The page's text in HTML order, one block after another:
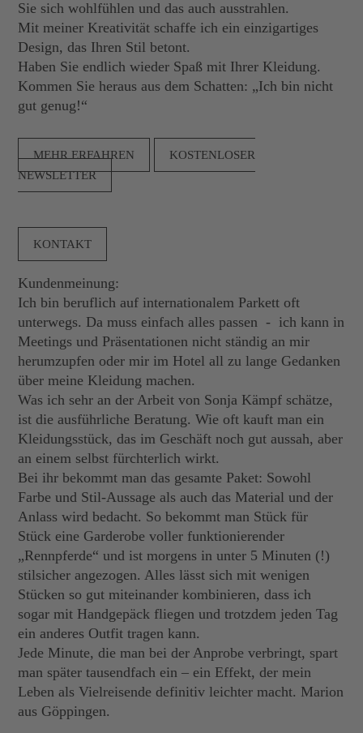
Sie sich wohlfühlen und das auch ausstrahlen.
Mit meiner Kreativität schaffe ich ein einzigartiges
Design, das Ihren Stil betont.
Haben Sie endlich wieder Spaß mit Ihrer Kleidung.
Kommen Sie heraus aus dem Schatten: „Ich bin nicht
gut genug!“
MEHR ERFAHREN
KOSTENLOSER
NEWSLETTER
KONTAKT
Kundenmeinung:
Ich bin beruflich auf internationalem Parkett oft
unterwegs. Da muss einfach alles passen - ich kann in
Meetings und Präsentationen nicht ständig an mir
herumzupfen oder mir im Hotel all zu lange Gedanken
über meine Kleidung machen.
Was ich sehr an der Arbeit von Sonja Kämpf schätze,
ist die ausführliche Beratung. Wie oft kauft man ein
Kleidungsstück, das im Geschäft noch gut aussah, aber
an einem selbst fürchterlich wirkt.
Bei ihr bekommt man das gesamte Paket: Sowohl
Farbe und Stil-Aussage als auch das Material und der
Anlass wird bedacht. So bekommt man Stück für
Stück eine Garderobe voller funktionierender
„Rennpferde“ und ist morgens in unter 5 Minuten (!)
stilsicher angezogen. Alles lässt sich mit wenigen
Stücken so gut miteinander kombinieren, dass ich
sogar mit Handgepäck fliegen und trotzdem jeden Tag
ein anderes Outfit tragen kann.
Jede Minute, die man bei der Anprobe verbringt, spart
man später tausendfach ein – ein Effekt, der mein
Leben als Vielreisende definitiv leichter macht. Marion
aus Göppingen.